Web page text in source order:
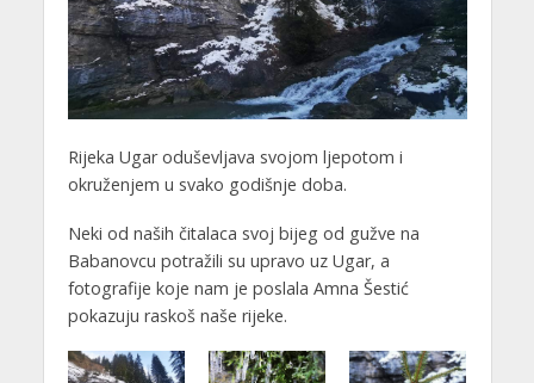
Rijeka Ugar oduševljava svojom ljepotom i
okruženjem u svako godišnje doba.
Neki od naših čitalaca svoj bijeg od gužve na
Babanovcu potražili su upravo uz Ugar, a
fotografije koje nam je poslala Amna Šestić
pokazuju raskoš naše rijeke.